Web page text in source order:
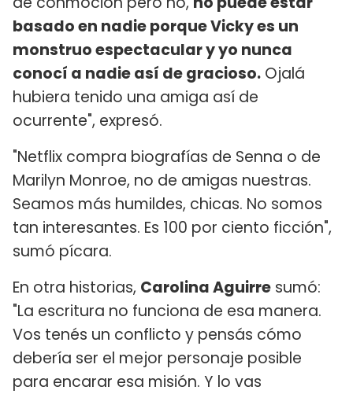
basado en nadie porque Vicky es un
monstruo espectacular y yo nunca
conocí a nadie así de gracioso. Ojalá
hubiera tenido una amiga así de
ocurrente", expresó.
"Netflix compra biografías de Senna o de
Marilyn Monroe, no de amigas nuestras.
Seamos más humildes, chicas. No somos
tan interesantes. Es 100 por ciento ficción",
sumó pícara.
En otra historias, Carolina Aguirre sumó:
"La escritura no funciona de esa manera.
Vos tenés un conflicto y pensás cómo
debería ser el mejor personaje posible
para encarar esa misión. Y lo vas